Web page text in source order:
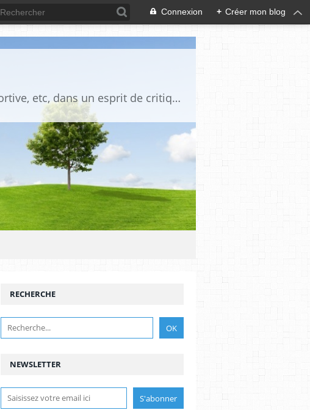
Connexion + Créer mon blog
Blog destiné à commenter l'actualité, politique, économique, culturelle, sportive, etc, dans un esprit de critique philosophique, d'esprit chrétien et français.La collaboration des lecteurs est souhaitée, de même que la courtoisie, et l'esprit de tolérance.
NEWSLETTER
RECHERCHE